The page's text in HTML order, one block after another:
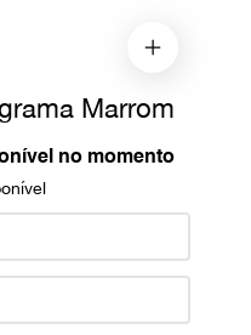
Marrom
no momento